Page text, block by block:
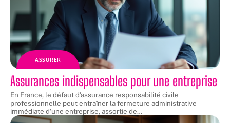
ASSURER
Assurances indispensables pour une entreprise
En France, le défaut d'assurance responsabilité civile
professionnelle peut entraîner la fermeture administrative
immédiate d'une entreprise, assortie de…